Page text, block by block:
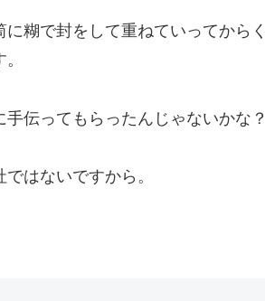
糊で封をして重ねていってから
伝ってもらったんじゃないかな？
はないですから。